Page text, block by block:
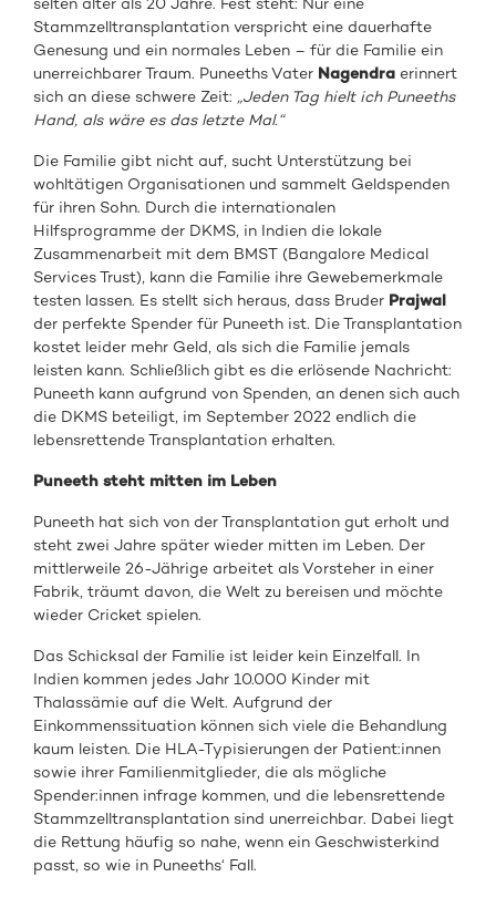
Stammzelltransplantation verspricht eine dauerhafte
Genesung und ein normales Leben – für die Familie ein
unerreichbarer Traum. Puneeths Vater Nagendra erinnert
sich an diese schwere Zeit: „Jeden Tag hielt ich Puneeths
Hand, als wäre es das letzte Mal.“
Die Familie gibt nicht auf, sucht Unterstützung bei
wohltätigen Organisationen und sammelt Geldspenden
für ihren Sohn. Durch die internationalen
Hilfsprogramme der DKMS, in Indien die lokale
Zusammenarbeit mit dem BMST (Bangalore Medical
Services Trust), kann die Familie ihre Gewebemerkmale
testen lassen. Es stellt sich heraus, dass Bruder Prajwal
der perfekte Spender für Puneeth ist. Die Transplantation
kostet leider mehr Geld, als sich die Familie jemals
leisten kann. Schließlich gibt es die erlösende Nachricht:
Puneeth kann aufgrund von Spenden, an denen sich auch
die DKMS beteiligt, im September 2022 endlich die
lebensrettende Transplantation erhalten.
Puneeth steht mitten im Leben
Puneeth hat sich von der Transplantation gut erholt und
steht zwei Jahre später wieder mitten im Leben. Der
mittlerweile 26-Jährige arbeitet als Vorsteher in einer
Fabrik, träumt davon, die Welt zu bereisen und möchte
wieder Cricket spielen.
Das Schicksal der Familie ist leider kein Einzelfall. In
Indien kommen jedes Jahr 10.000 Kinder mit
Thalassämie auf die Welt. Aufgrund der
Einkommenssituation können sich viele die Behandlung
kaum leisten. Die HLA-Typisierungen der Patient:innen
sowie ihrer Familienmitglieder, die als mögliche
Spender:innen infrage kommen, und die lebensrettende
Stammzelltransplantation sind unerreichbar. Dabei liegt
die Rettung häufig so nahe, wenn ein Geschwisterkind
passt, so wie in Puneeths‘ Fall.